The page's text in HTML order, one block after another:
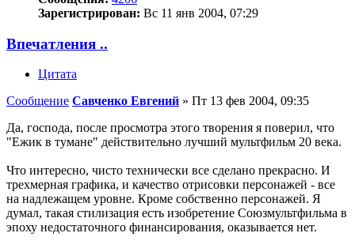
Зарегистрирован: Вс 11 янв 2004, 07:29
Впечатления ..
Цитата
Сообщение Савченко Евгений » Пт 13 фев 2004, 09:35
Да, господа, после просмотра этого творения я поверил, что
"Ежик в тумане" действительно лучший мультфильм 20 века.
Что интересно, чисто технически все сделано прекрасно. И
трехмерная графика, и качество отрисовки персонажей - все
на надлежащем уровне. Кроме собственно персонажей. Я
думал, такая стилизация есть изобретение Союзмультфильма в
эпоху недостаточного финансирования, оказывается нет.